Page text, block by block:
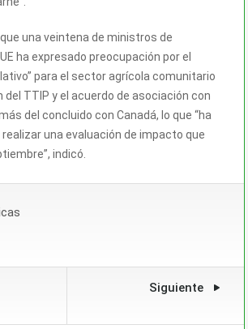
una veintena de ministros de
ha expresado preocupación por el
para el sector agrícola comunitario
del TTIP y el acuerdo de asociación con
del concluido con Canadá, lo que “ha
realizar una evaluación de impacto que
indicó.
Siguiente